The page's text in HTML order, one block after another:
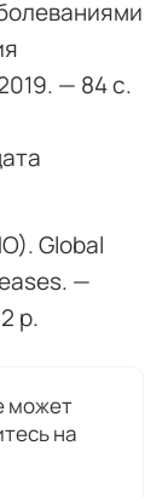
— 84 с.
Global
—
p.
может
на